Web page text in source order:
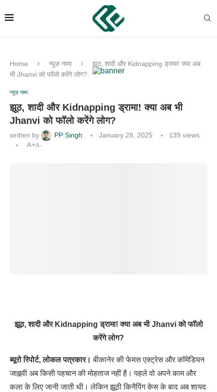
Home न्यूज़ नामा
झूठ, शादी और Kidnapping ड्रामा! क्या अब
भी Jhanvi को फॉलो करेंगे लोग?
न्यूज़ नामा
झूठ, शादी और Kidnapping ड्रामा! क्या अब भी
Jhanvi को फॉलो करेंगे लोग?
written by PP Singh January 28, 2025 139 views
A+A-
झूठ, शादी और Kidnapping ड्रामा! क्या अब भी Jhanvi को फॉलो
करेंगे लोग?
ब्यूरो रिपोर्ट, लोकल पत्रकार। बीकानेर की फेमस एक्ट्रेस और कॉमेडियन
जाह्नवी अब किसी पहचान की मोहताज नहीं है। पहले वो अपने काम और
कला के लिए जानी जाती थी। लेकिन झूठी किनैपिंग केस के बाद अब शायद